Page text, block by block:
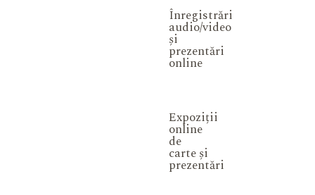
Înregistrări
audio/video
și
prezentări
online
Expoziții
online
de
carte și
prezentări